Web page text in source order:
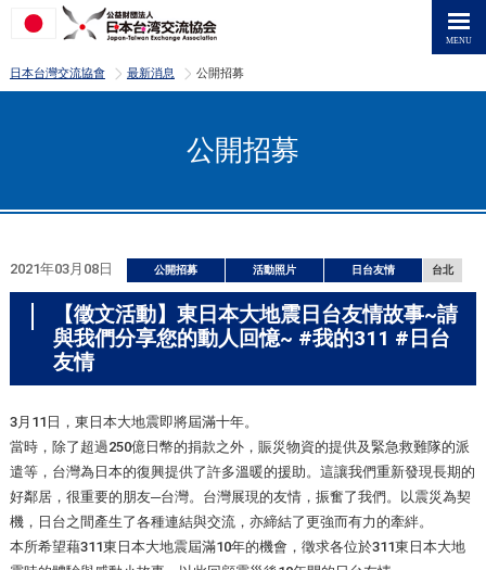
日本台灣交流協會 >
最新消息 >
公開招募
公開招募
2021年03月08日 公開招募 活動照片 日台友情 台北
【徵文活動】東日本大地震日台友情故事~請
與我們分享您的動人回憶~ #我的311 #日台
友情
3月11日，東日本大地震即將屆滿十年。
當時，除了超過250億日幣的捐款之外，賑災物資的提供及緊急救難隊的派
遣等，台灣為日本的復興提供了許多溫暖的援助。這讓我們重新發現長期的
好鄰居，很重要的朋友─台灣。台灣展現的友情，振奮了我們。以震災為契
機，日台之間產生了各種連結與交流，亦締結了更強而有力的牽絆。
本所希望藉311東日本大地震屆滿10年的機會，徵求各位於311東日本大地